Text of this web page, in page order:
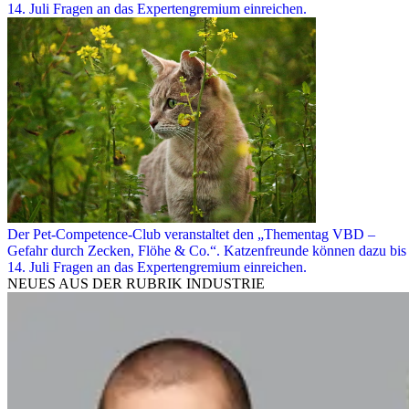
14. Juli Fragen an das Expertengremium einreichen.
Der Pet-Competence-Club veranstaltet den „Thementag VBD –
Gefahr durch Zecken, Flöhe & Co.“. Katzenfreunde können dazu bis
14. Juli Fragen an das Expertengremium einreichen.
NEUES AUS DER RUBRIK INDUSTRIE